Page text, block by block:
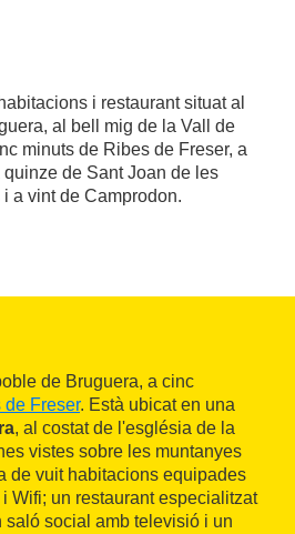
i restaurant situat al
al bell mig de la Vall de
minuts de Ribes de Freser, a
de Sant Joan de les
a vint de Camprodon.
de Bruguera, a cinc
de Freser. Està ubicat en una
, al costat de l'església de la
vistes sobre les muntanyes
de vuit habitacions equipades
Wifi; un restaurant especialitzat
saló social amb televisió i un